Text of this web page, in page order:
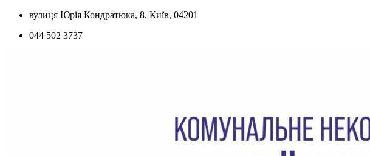
Skip
content
вулиця Юрія Кондратюка, 8, Київ, 04201
044 502 3737